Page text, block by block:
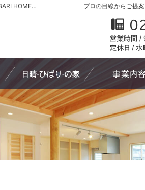
プロの目線からご提
長野県北信の新築・注文住宅・新築戸建てを手がけるHIBARI HOME原山工務店
家づくりへの想い